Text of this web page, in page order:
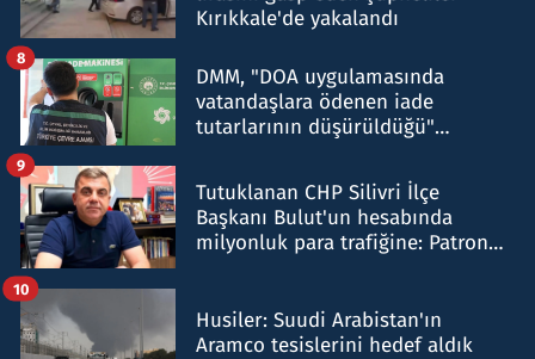
Kırıkkale'de yakalandı
DMM, "DOA uygulamasında
vatandaşlara ödenen iade
tutarlarının düşürüldüğü"
8
Tutuklanan CHP Silivri İlçe
Başkanı Bulut'un hesabında
milyonluk para trafiğine: Patron
9
Husiler: Suudi Arabistan'ın
Aramco tesislerini hedef aldık
10